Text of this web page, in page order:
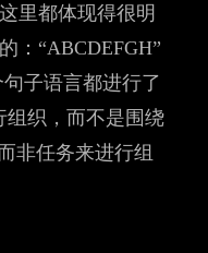
里都体现得很明
：“ABCDEFGH”
子语言都进行了
组织，而不是围绕
非任务来进行组